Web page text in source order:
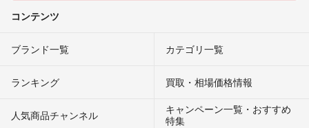
コンテンツ
ブランド一覧 カテゴリ一覧
ランキング 買取・相場価格情報
人気商品チャンネル
キャンペーン一覧・おすすめ
特集